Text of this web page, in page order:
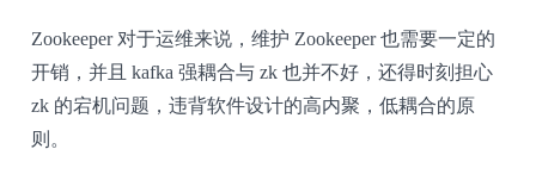
Zookeeper 对于运维来说，维护 Zookeeper 也需要一定的
开销，并且 kafka 强耦合与 zk 也并不好，还得时刻担心
zk 的宕机问题，违背软件设计的高内聚，低耦合的原
则。